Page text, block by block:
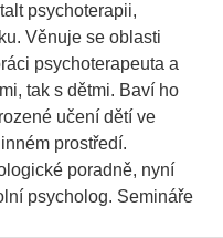
psychoterapii,
Věnuje se oblasti
psychoterapeuta a
tak s dětmi. Baví ho
učení dětí ve
prostředí.
poradně, nyní
psycholog. Semináře